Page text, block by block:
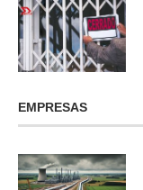
EMPRESAS